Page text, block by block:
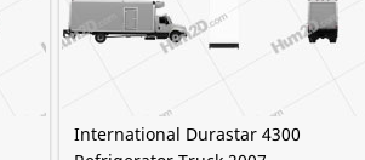
International Durastar 4300